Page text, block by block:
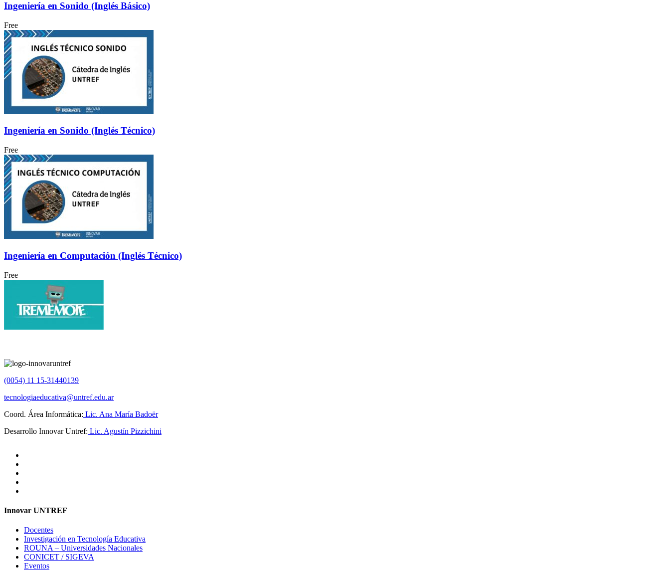
Ingeniería en Sonido (Inglés Básico)
Free
Ingeniería en Sonido (Inglés Técnico)
Free
Ingeniería en Computación (Inglés Técnico)
Free
(0054) 11 15-31440139
tecnologiaeducativa@untref.edu.ar
Coord. Área Informática: Lic. Ana María Badoër
Desarrollo Innovar Untref: Lic. Agustín Pizzichini
Innovar UNTREF
Docentes
Investigación en Tecnología Educativa
ROUNA – Universidades Nacionales
CONICET / SIGEVA
Eventos